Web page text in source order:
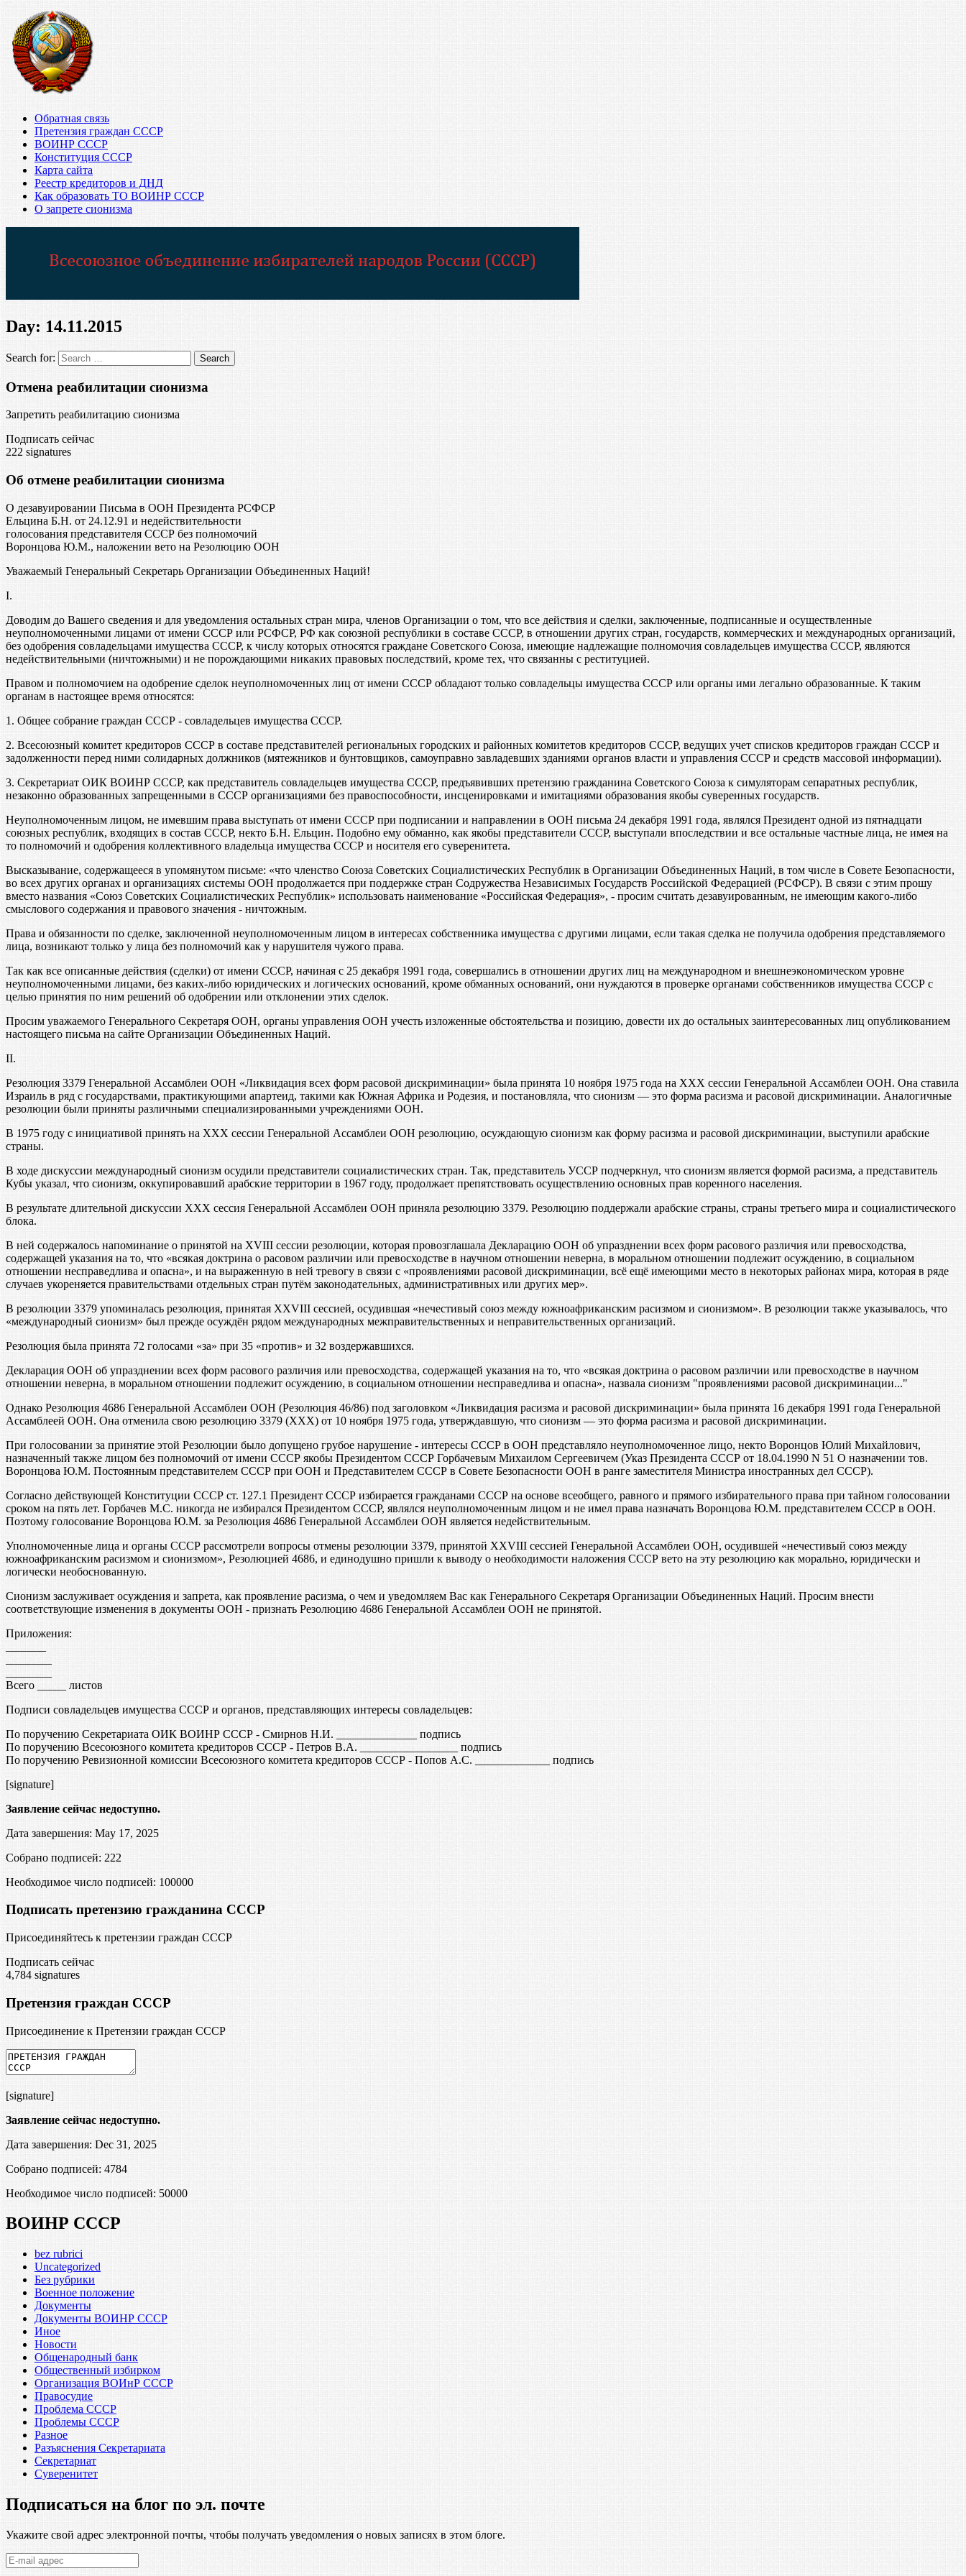
Обратная связь
Претензия граждан СССР
ВОИНР СССР
Конституция СССР
Карта сайта
Реестр кредиторов и ДНД
Как образовать ТО ВОИНР СССР
О запрете сионизма
Day: 14.11.2015
Search for:
Отмена реабилитации сионизма
Запретить реабилитацию сионизма
Подписать сейчас
222 signatures
Об отмене реабилитации сионизма
О дезавуировании Письма в ООН Президента РСФСР
Ельцина Б.Н. от 24.12.91 и недействительности
голосования представителя СССР без полномочий
Воронцова Ю.М., наложении вето на Резолюцию ООН
Уважаемый Генеральный Секретарь Организации Объединенных Наций!
I.
Доводим до Вашего сведения и для уведомления остальных стран мира, членов Организации о том, что все действия и сделки, заключенные, подписанные и осуществленные
неуполномоченными лицами от имени СССР или РСФСР, РФ как союзной республики в составе СССР, в отношении других стран, государств, коммерческих и международных организаций,
без одобрения совладельцами имущества СССР, к числу которых относятся граждане Советского Союза, имеющие надлежащие полномочия совладельцев имущества СССР, являются
недействительными (ничтожными) и не порождающими никаких правовых последствий, кроме тех, что связанны с реституцией.
Правом и полномочием на одобрение сделок неуполномоченных лиц от имени СССР обладают только совладельцы имущества СССР или органы ими легально образованные. К таким
органам в настоящее время относятся:
1. Общее собрание граждан СССР - совладельцев имущества СССР.
2. Всесоюзный комитет кредиторов СССР в составе представителей региональных городских и районных комитетов кредиторов СССР, ведущих учет списков кредиторов граждан СССР и
задолженности перед ними солидарных должников (мятежников и бунтовщиков, самоуправно завладевших зданиями органов власти и управления СССР и средств массовой информации).
3. Секретариат ОИК ВОИНР СССР, как представитель совладельцев имущества СССР, предъявивших претензию гражданина Советского Союза к симуляторам сепаратных республик,
незаконно образованных запрещенными в СССР организациями без правоспособности, инсценировками и имитациями образования якобы суверенных государств.
Неуполномоченным лицом, не имевшим права выступать от имени СССР при подписании и направлении в ООН письма 24 декабря 1991 года, являлся Президент одной из пятнадцати
союзных республик, входящих в состав СССР, некто Б.Н. Ельцин. Подобно ему обманно, как якобы представители СССР, выступали впоследствии и все остальные частные лица, не имея на
то полномочий и одобрения коллективного владельца имущества СССР и носителя его суверенитета.
Высказывание, содержащееся в упомянутом письме: «что членство Союза Советских Социалистических Республик в Организации Объединенных Наций, в том числе в Совете Безопасности,
во всех других органах и организациях системы ООН продолжается при поддержке стран Содружества Независимых Государств Российской Федерацией (РСФСР). В связи с этим прошу
вместо названия «Союз Советских Социалистических Республик» использовать наименование «Российская Федерация», - просим считать дезавуированным, не имеющим какого-либо
смыслового содержания и правового значения - ничтожным.
Права и обязанности по сделке, заключенной неуполномоченным лицом в интересах собственника имущества с другими лицами, если такая сделка не получила одобрения представляемого
лица, возникают только у лица без полномочий как у нарушителя чужого права.
Так как все описанные действия (сделки) от имени СССР, начиная с 25 декабря 1991 года, совершались в отношении других лиц на международном и внешнеэкономическом уровне
неуполномоченными лицами, без каких-либо юридических и логических оснований, кроме обманных оснований, они нуждаются в проверке органами собственников имущества СССР с
целью принятия по ним решений об одобрении или отклонении этих сделок.
Просим уважаемого Генерального Секретаря ООН, органы управления ООН учесть изложенные обстоятельства и позицию, довести их до остальных заинтересованных лиц опубликованием
настоящего письма на сайте Организации Объединенных Наций.
II.
Резолюция 3379 Генеральной Ассамблеи ООН «Ликвидация всех форм расовой дискриминации» была принята 10 ноября 1975 года на XXX сессии Генеральной Ассамблеи ООН. Она ставила
Израиль в ряд с государствами, практикующими апартеид, такими как Южная Африка и Родезия, и постановляла, что сионизм — это форма расизма и расовой дискриминации. Аналогичные
резолюции были приняты различными специализированными учреждениями ООН.
В 1975 году с инициативой принять на XXX сессии Генеральной Ассамблеи ООН резолюцию, осуждающую сионизм как форму расизма и расовой дискриминации, выступили арабские
страны.
В ходе дискуссии международный сионизм осудили представители социалистических стран. Так, представитель УССР подчеркнул, что сионизм является формой расизма, а представитель
Кубы указал, что сионизм, оккупировавший арабские территории в 1967 году, продолжает препятствовать осуществлению основных прав коренного населения.
В результате длительной дискуссии XXX сессия Генеральной Ассамблеи ООН приняла резолюцию 3379. Резолюцию поддержали арабские страны, страны третьего мира и социалистического
блока.
В ней содержалось напоминание о принятой на XVIII сессии резолюции, которая провозглашала Декларацию ООН об упразднении всех форм расового различия или превосходства,
содержащей указания на то, что «всякая доктрина о расовом различии или превосходстве в научном отношении неверна, в моральном отношении подлежит осуждению, в социальном
отношении несправедлива и опасна», и на выраженную в ней тревогу в связи с «проявлениями расовой дискриминации, всё ещё имеющими место в некоторых районах мира, которая в ряде
случаев укореняется правительствами отдельных стран путём законодательных, административных или других мер».
В резолюции 3379 упоминалась резолюция, принятая XXVIII сессией, осудившая «нечестивый союз между южноафриканским расизмом и сионизмом». В резолюции также указывалось, что
«международный сионизм» был прежде осуждён рядом международных межправительственных и неправительственных организаций.
Резолюция была принята 72 голосами «за» при 35 «против» и 32 воздержавшихся.
Декларация ООН об упразднении всех форм расового различия или превосходства, содержащей указания на то, что «всякая доктрина о расовом различии или превосходстве в научном
отношении неверна, в моральном отношении подлежит осуждению, в социальном отношении несправедлива и опасна», назвала сионизм "проявлениями расовой дискриминации..."
Однако Резолюция 4686 Генеральной Ассамблеи ООН (Резолюция 46/86) под заголовком «Ликвидация расизма и расовой дискриминации» была принята 16 декабря 1991 года Генеральной
Ассамблеей ООН. Она отменила свою резолюцию 3379 (ХХХ) от 10 ноября 1975 года, утверждавшую, что сионизм — это форма расизма и расовой дискриминации.
При голосовании за принятие этой Резолюции было допущено грубое нарушение - интересы СССР в ООН представляло неуполномоченное лицо, некто Воронцов Юлий Михайлович,
назначенный также лицом без полномочий от имени СССР якобы Президентом СССР Горбачевым Михаилом Сергеевичем (Указ Президента СССР от 18.04.1990 N 51 О назначении тов.
Воронцова Ю.М. Постоянным представителем СССР при ООН и Представителем СССР в Совете Безопасности ООН в ранге заместителя Министра иностранных дел СССР).
Согласно действующей Конституции СССР ст. 127.1 Президент СССР избирается гражданами СССР на основе всеобщего, равного и прямого избирательного права при тайном голосовании
сроком на пять лет. Горбачев М.С. никогда не избирался Президентом СССР, являлся неуполномоченным лицом и не имел права назначать Воронцова Ю.М. представителем СССР в ООН.
Поэтому голосование Воронцова Ю.М. за Резолюция 4686 Генеральной Ассамблеи ООН является недействительным.
Уполномоченные лица и органы СССР рассмотрели вопросы отмены резолюции 3379, принятой XXVIII сессией Генеральной Ассамблеи ООН, осудившей «нечестивый союз между
южноафриканским расизмом и сионизмом», Резолюцией 4686, и единодушно пришли к выводу о необходимости наложения СССР вето на эту резолюцию как морально, юридически и
логически необоснованную.
Сионизм заслуживает осуждения и запрета, как проявление расизма, о чем и уведомляем Вас как Генерального Секретаря Организации Объединенных Наций. Просим внести
соответствующие изменения в документы ООН - признать Резолюцию 4686 Генеральной Ассамблеи ООН не принятой.
Приложения:
Всего _____ листов
Подписи совладельцев имущества СССР и органов, представляющих интересы совладельцев:
По поручению Секретариата ОИК ВОИНР СССР - Смирнов Н.И. ______________ подпись
По поручению Всесоюзного комитета кредиторов СССР - Петров В.А. _________________ подпись
По поручению Ревизионной комиссии Всесоюзного комитета кредиторов СССР - Попов А.С. _____________ подпись
[signature]
Заявление сейчас недоступно.
Дата завершения: May 17, 2025
Собрано подписей: 222
Необходимое число подписей: 100000
Подписать претензию гражданина СССР
Присоединяйтесь к претензии граждан СССР
Подписать сейчас
4,784 signatures
Претензия граждан СССР
Присоединение к Претензии граждан СССР
[signature]
Заявление сейчас недоступно.
Дата завершения: Dec 31, 2025
Собрано подписей: 4784
Необходимое число подписей: 50000
ВОИНР СССР
bez rubrici
Uncategorized
Без рубрики
Военное положение
Документы
Документы ВОИНР СССР
Иное
Новости
Общенародный банк
Общественный избирком
Организация ВОИнР СССР
Правосудие
Проблема СССР
Проблемы СССР
Разное
Разъяснения Секретариата
Секретариат
Суверенитет
Подписаться на блог по эл. почте
Укажите свой адрес электронной почты, чтобы получать уведомления о новых записях в этом блоге.
E-
mail